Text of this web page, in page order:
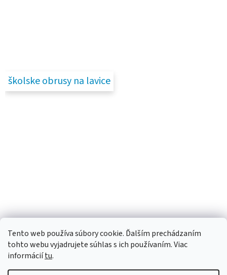
Tento web používa súbory cookie. Ďalším prechádzaním
tohto webu vyjadrujete súhlas s ich používaním. Viac
informáciítu.
školske obrusy na lavice